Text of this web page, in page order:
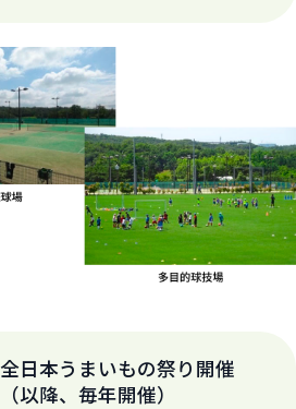
全日本うまいもの祭り開催
（以降、毎年開催）